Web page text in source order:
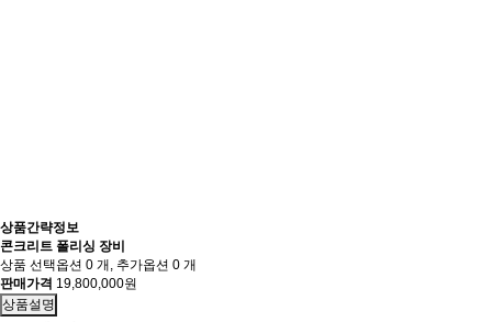
상품간략정보
콘크리트 폴리싱 장비
상품 선택옵션 0 개, 추가옵션 0 개
판매가격 19,800,000원
상품설명